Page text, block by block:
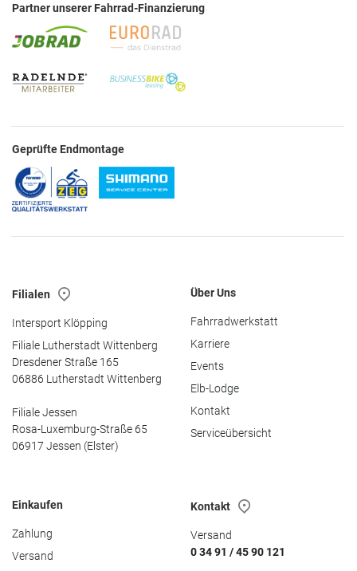
Partner unserer Fahrrad-Finanzierung
Geprüfte Endmontage
Filialen
Intersport Klöpping
Filiale Lutherstadt Wittenberg
Dresdener Straße 165
06886 Lutherstadt Wittenberg
Filiale Jessen
Rosa-Luxemburg-Straße 65
06917 Jessen (Elster)
Über Uns
Fahrradwerkstatt
Karriere
Events
Elb-Lodge
Kontakt
Serviceübersicht
Einkaufen
Zahlung
Versand
Kontakt
Versand
0 34 91 / 45 90 121